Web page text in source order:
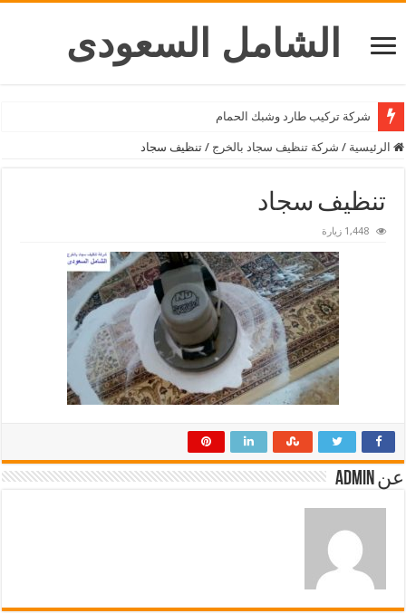
الشامل السعودى
شركة تركيب طارد وشبك الحمام
شركة تنظيف خيام بالرياض
الرئيسية / شركة تنظيف سجاد بالخرج / تنظيف سجاد
تنظيف سجاد
1,448 زيارة
عن admin